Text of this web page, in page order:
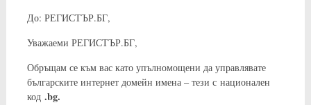
До: РЕГИСТЪР.БГ,
Уважаеми РЕГИСТЪР.БГ,
Обръщам се към вас като упълномощени да управлявате
българските интернет домейн имена – тези с национален
код .bg.